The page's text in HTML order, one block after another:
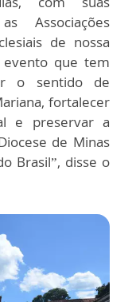
Associações
de nossa
evento que tem
o sentido de
fortalecer
e preservar a
de Minas
Brasil”, disse o